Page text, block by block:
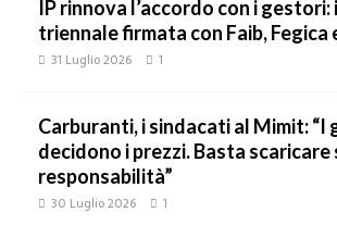
IP rinnova l’accordo con i gestori:
triennale firmata con Faib, Fegica
31 Luglio 2026 1
Carburanti, i sindacati al Mimit: “I
decidono i prezzi. Basta scaricare
responsabilità”
30 Luglio 2026 1